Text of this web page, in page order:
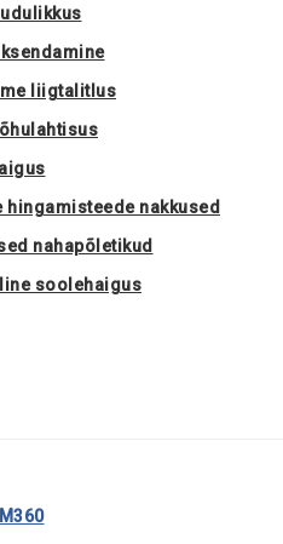
liigtalitlus
hingamisteede nakkused
nahapõletikud
soolehaigus